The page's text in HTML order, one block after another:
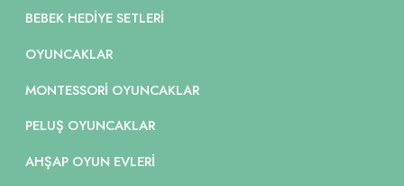
BEBEK HEDIYE SETLERI
OYUNCAKLAR
MONTESSORI OYUNCAKLAR
PELUŞ OYUNCAKLAR
AHŞAP OYUN EVLERI